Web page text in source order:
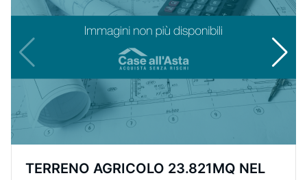
TERRENO AGRICOLO 23.821MQ NEL